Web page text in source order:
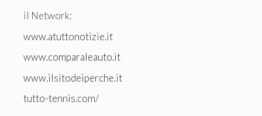
il Network:
www.atuttonotizie.it
www.comparaleauto.it
www.ilsitodeiperche.it
tutto-tennis.com/